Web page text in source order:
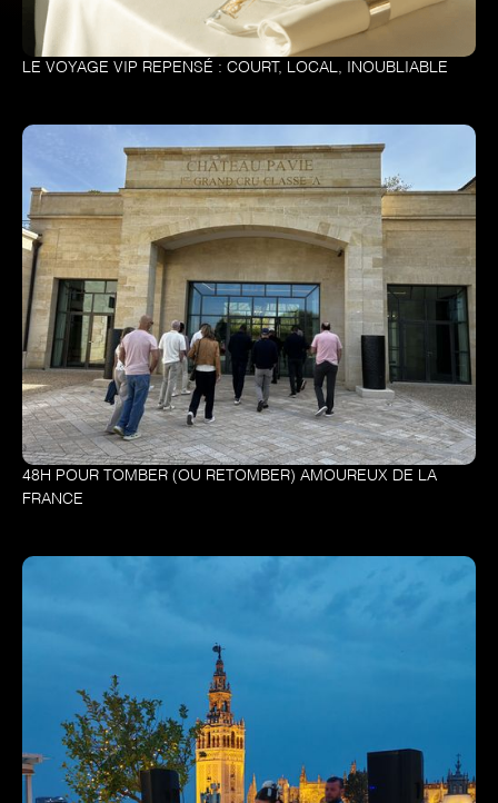
LE VOYAGE VIP REPENSÉ : COURT, LOCAL, INOUBLIABLE
48H POUR TOMBER (OU RETOMBER) AMOUREUX DE LA
FRANCE